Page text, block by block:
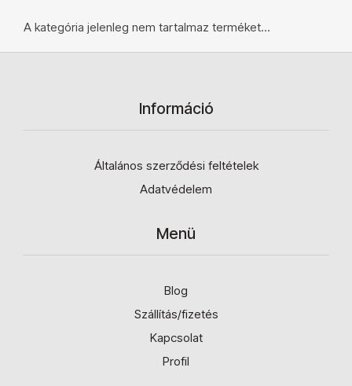
A kategória jelenleg nem tartalmaz terméket...
Információ
Általános szerződési feltételek
Adatvédelem
Menü
Blog
Szállítás/fizetés
Kapcsolat
Profil